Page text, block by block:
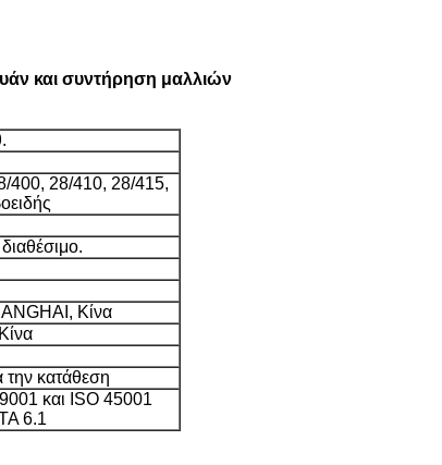
και συντήρηση μαλλιών
400, 28/410, 28/415,
Κίνα
την κατάθεση
και ISO 45001
6.1